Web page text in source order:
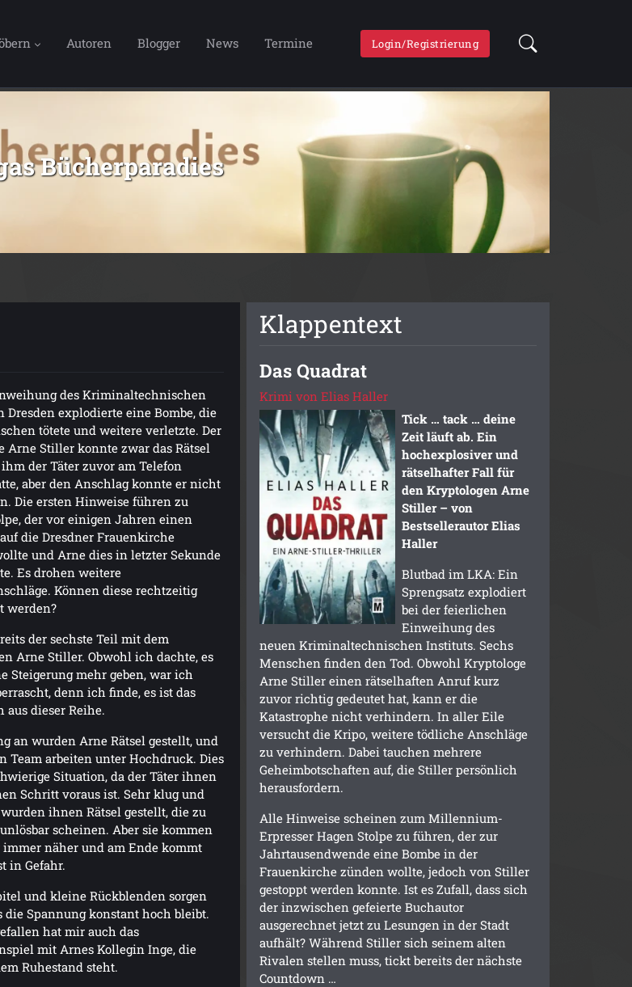
Autoren Blogger News Termine Login/Registrierung
Bücherparadies
des Kriminaltechnischen
Dresden explodierte eine Bombe, die
tötete und weitere verletzte. Der
Arne Stiller konnte zwar das Rätsel
ihm der Täter zuvor am Telefon
aber den Anschlag konnte er nicht
Die ersten Hinweise führen zu
der vor einigen Jahren einen
die Dresdner Frauenkirche
und Arne dies in letzter Sekunde
Es drohen weitere
Können diese rechtzeitig
werden?
der sechste Teil mit dem
Arne Stiller. Obwohl ich dachte, es
Steigerung mehr geben, war ich
denn ich finde, es ist das
aus dieser Reihe.
an wurden Arne Rätsel gestellt, und
Team arbeiten unter Hochdruck. Dies
Situation, da der Täter ihnen
Schritt voraus ist. Sehr klug und
ihnen Rätsel gestellt, die zu
scheinen. Aber sie kommen
immer näher und am Ende kommt
in Gefahr.
und kleine Rückblenden sorgen
die Spannung konstant hoch bleibt.
hat mir auch das
mit Arnes Kollegin Inge, die
Ruhestand steht.
Klappentext
Das Quadrat
Krimi von Elias Haller
Tick … tack … deine
Zeit läuft ab. Ein
hochexplosiver und
rätselhafter Fall für
den Kryptologen Arne
Stiller – von
Bestsellerautor Elias
Haller
Blutbad im LKA: Ein
Sprengsatz explodiert
bei der feierlichen
Einweihung des
neuen Kriminaltechnischen Instituts. Sechs
Menschen finden den Tod. Obwohl Kryptologe
Arne Stiller einen rätselhaften Anruf kurz
zuvor richtig gedeutet hat, kann er die
Katastrophe nicht verhindern. In aller Eile
versucht die Kripo, weitere tödliche Anschläge
zu verhindern. Dabei tauchen mehrere
Geheimbotschaften auf, die Stiller persönlich
herausfordern.
Alle Hinweise scheinen zum Millennium-
Erpresser Hagen Stolpe zu führen, der zur
Jahrtausendwende eine Bombe in der
Frauenkirche zünden wollte, jedoch von Stiller
gestoppt werden konnte. Ist es Zufall, dass sich
der inzwischen gefeierte Buchautor
ausgerechnet jetzt zu Lesungen in der Stadt
aufhält? Während Stiller sich seinem alten
Rivalen stellen muss, tickt bereits der nächste
Countdown …